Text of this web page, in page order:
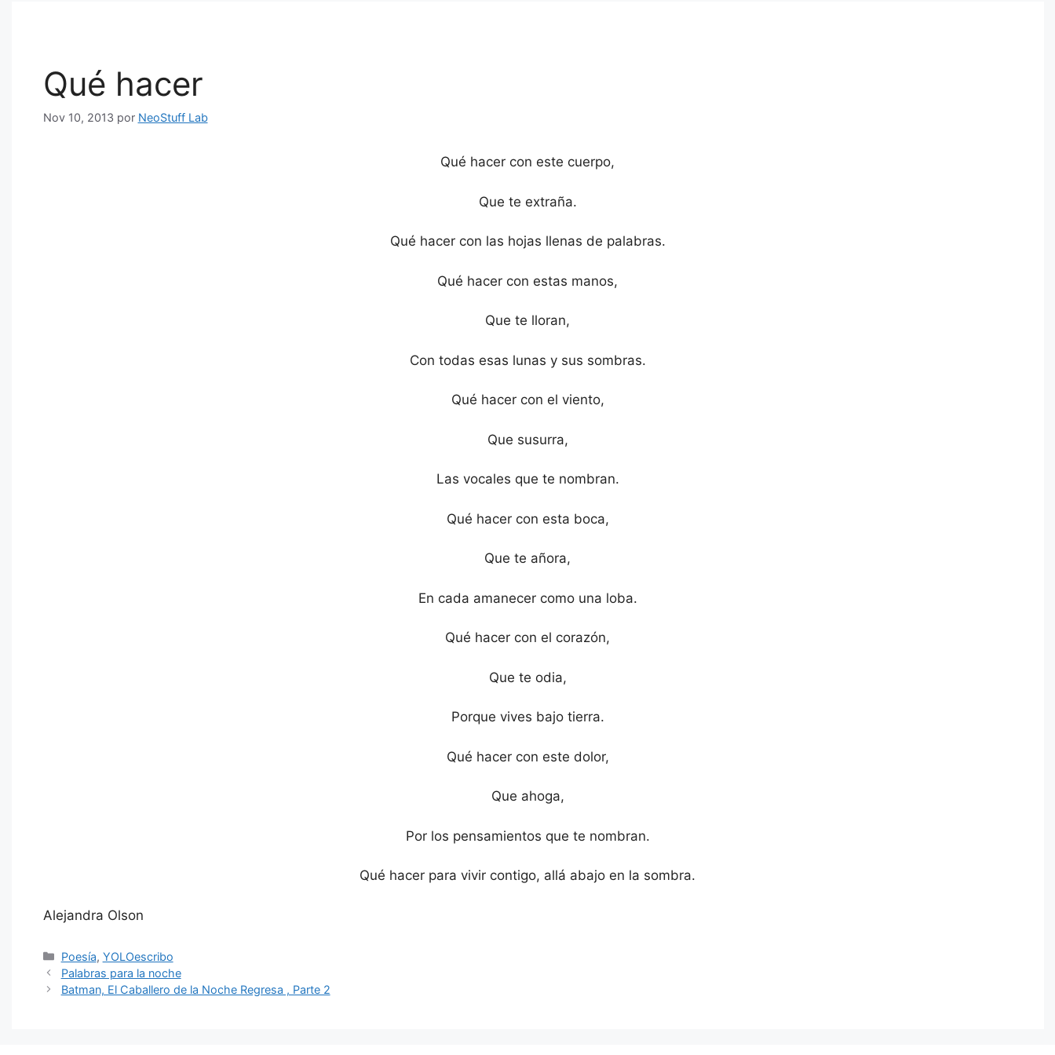
Qué hacer
Nov 10, 2013 por NeoStuff Lab
Qué hacer con este cuerpo,
Que te extraña.
Qué hacer con las hojas llenas de palabras.
Qué hacer con estas manos,
Que te lloran,
Con todas esas lunas y sus sombras.
Qué hacer con el viento,
Que susurra,
Las vocales que te nombran.
Qué hacer con esta boca,
Que te añora,
En cada amanecer como una loba.
Qué hacer con el corazón,
Que te odia,
Porque vives bajo tierra.
Qué hacer con este dolor,
Que ahoga,
Por los pensamientos que te nombran.
Qué hacer para vivir contigo, allá abajo en la sombra.
Alejandra Olson
Categorías
Poesía, YOLOescribo
Palabras para la noche
Batman, El Caballero de la Noche Regresa , Parte 2